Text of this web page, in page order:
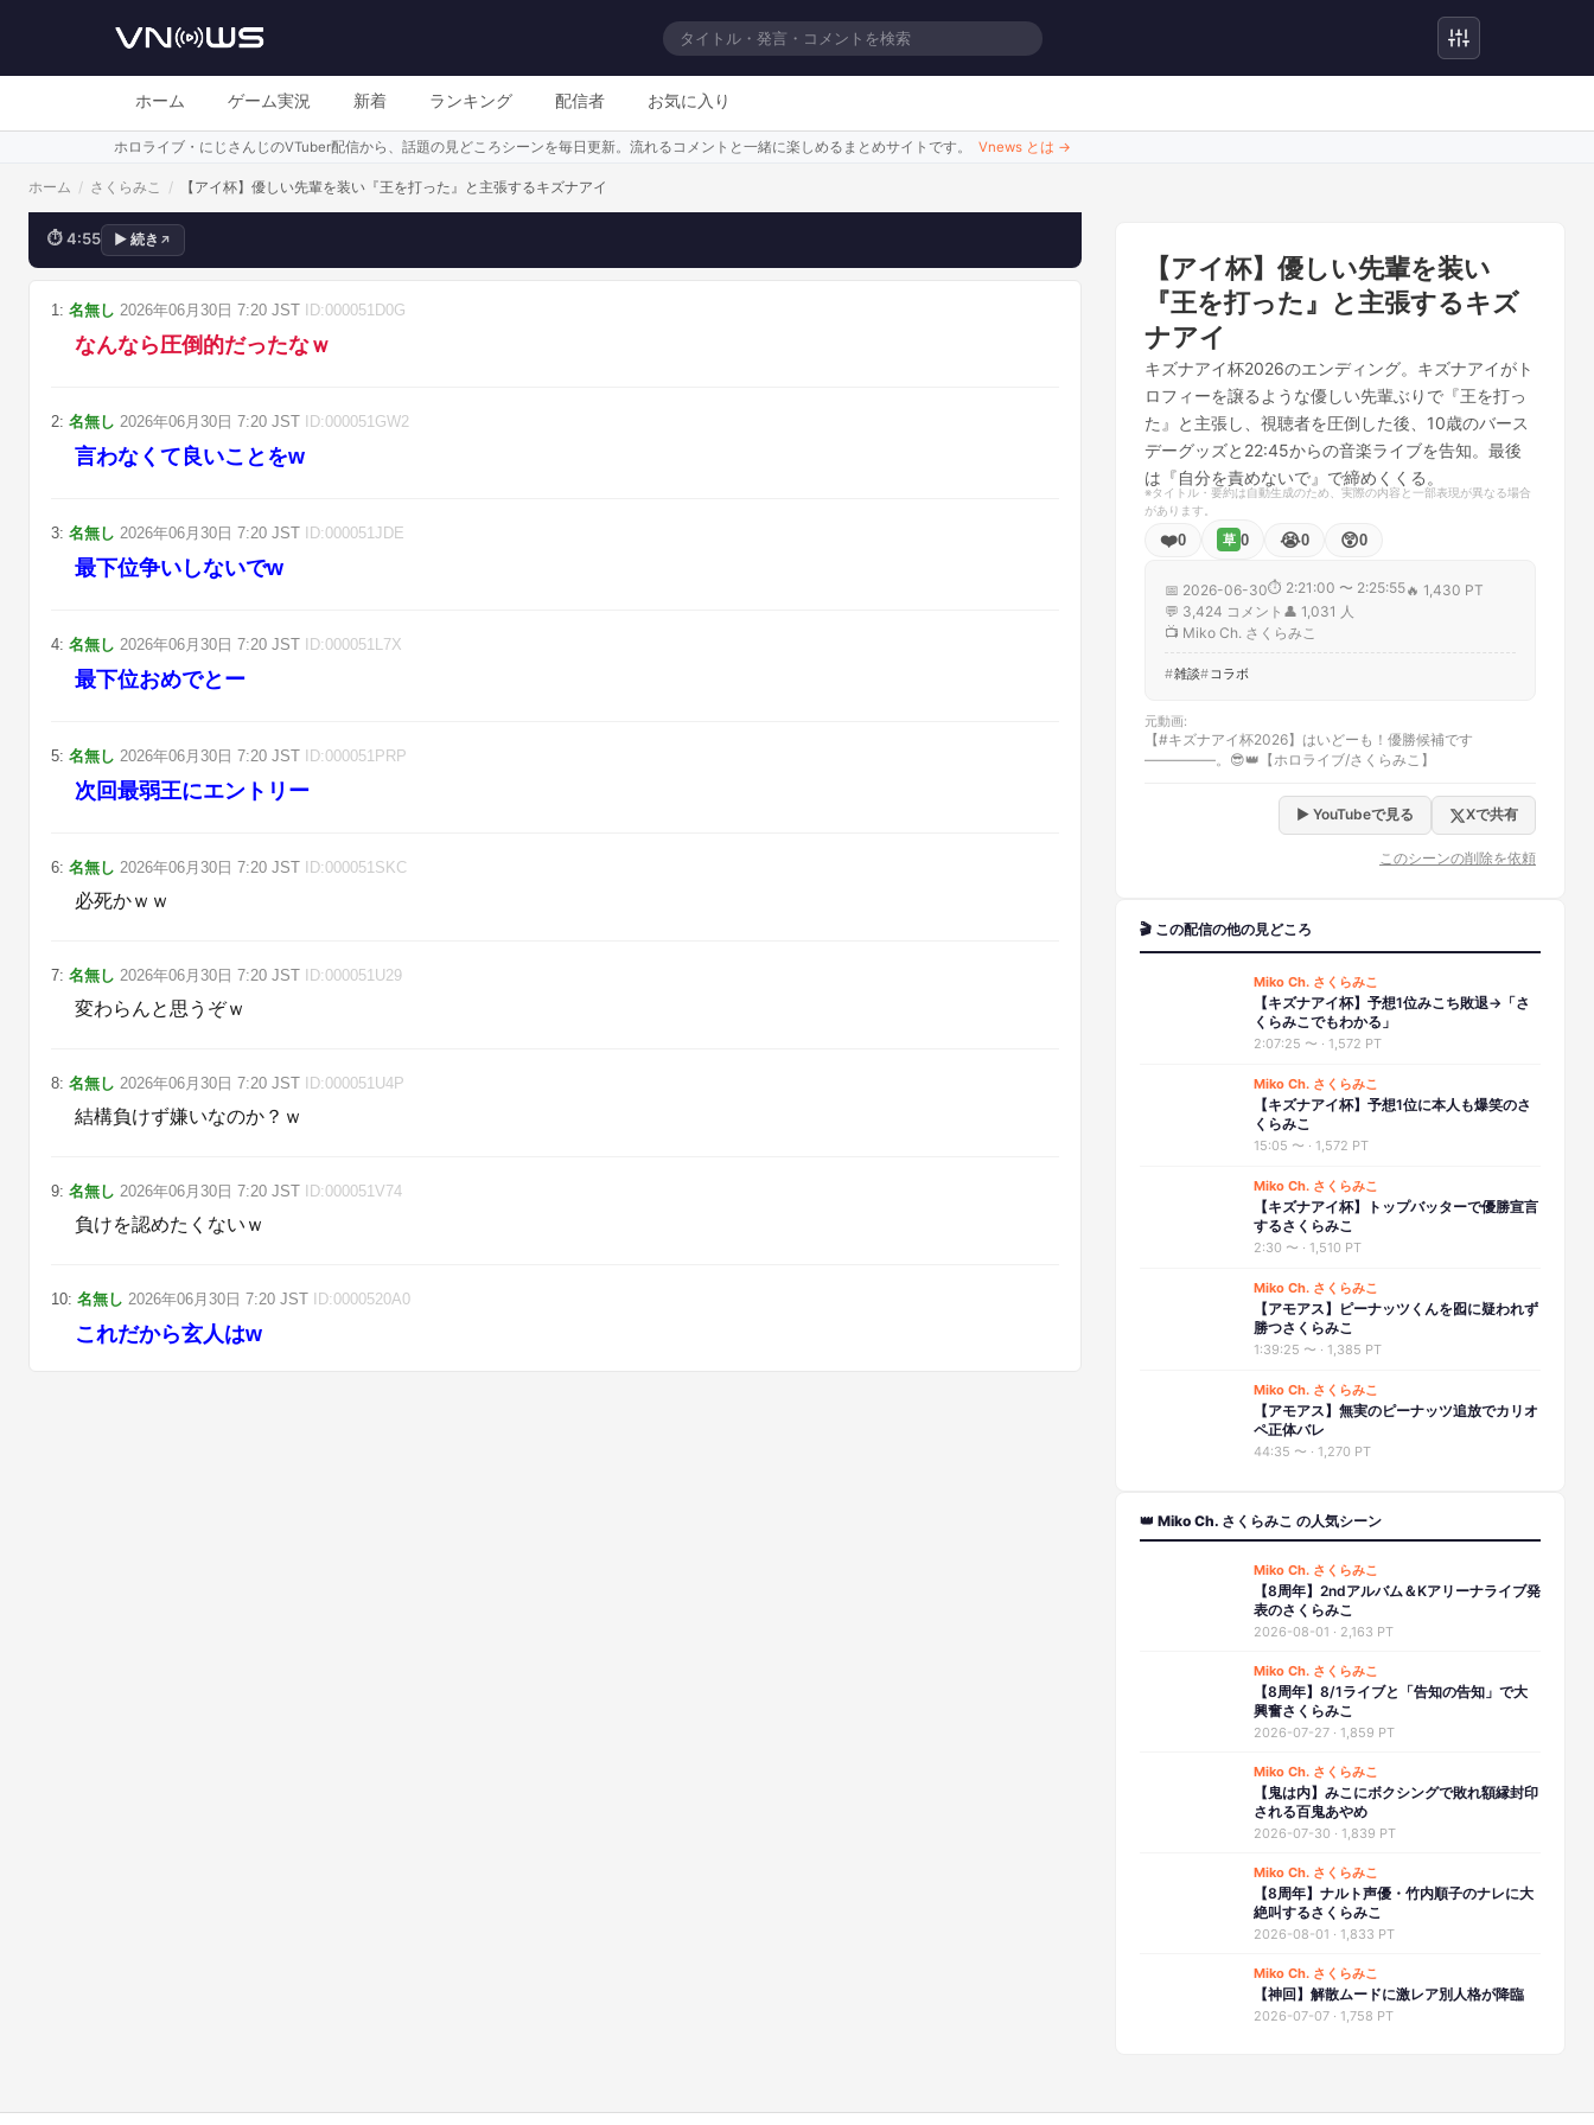
ホーム ゲーム実況 新着 ランキング 配信者 お気に入り
ホロライブ・にじさんじのVTuber配信から、話題の見どころシーンを毎日更新。流れるコメントと一緒に楽しめるまとめサイトです。 Vnews とは →
ホーム / さくらみこ / 【アイ杯】優しい先輩を装い『王を打った』と主張するキズナアイ
💬恩の押し売りｗ
自分を責めないで
⏱4:55 ▶ 続き ↗
【アイ杯】優しい先輩を装い
『王を打った』と主張するキズ
ナアイ
キズナアイ杯2026のエンディング。キズナアイがト
ロフィーを譲るような優しい先輩ぶりで『王を打っ
た』と主張し、視聴者を圧倒した後、10歳のバース
デーグッズと22:45からの音楽ライブを告知。最後
は『自分を責めないで』で締めくくる。
※タイトル・要約は自動生成のため、実際の内容と一部表現が異なる場合
があります。
❤️0 草 0 😭0 😲0
📅 2026-06-30⏱ 2:21:00 〜 2:25:55🔥 1,430 PT
💬 3,424 コメント 👤 1,031 人
📺 Miko Ch. さくらみこ
雑談 コラボ
元動画:
【#キズナアイ杯2026】はいどーも！優勝候補です
―――――。😎👑【ホロライブ/さくらみこ】
▶ YouTubeで見る Xで共有
このシーンの削除を依頼
🎬 この配信の他の見どころ
Miko Ch. さくらみこ
【キズナアイ杯】予想1位みこち敗退→「さ
くらみこでもわかる」
2:07:25 〜 · 1,572 PT
Miko Ch. さくらみこ
【キズナアイ杯】予想1位に本人も爆笑のさ
くらみこ
15:05 〜 · 1,572 PT
Miko Ch. さくらみこ
【キズナアイ杯】トップバッターで優勝宣言
するさくらみこ
2:30 〜 · 1,510 PT
Miko Ch. さくらみこ
【アモアス】ピーナッツくんを囮に疑われず
勝つさくらみこ
1:39:25 〜 · 1,385 PT
Miko Ch. さくらみこ
【アモアス】無実のピーナッツ追放でカリオ
ペ正体バレ
44:35 〜 · 1,270 PT
👑 Miko Ch. さくらみこ の人気シーン
Miko Ch. さくらみこ
【8周年】2ndアルバム＆Kアリーナライブ発
表のさくらみこ
2026-08-01 · 2,163 PT
Miko Ch. さくらみこ
【8周年】8/1ライブと「告知の告知」で大
興奮さくらみこ
2026-07-27 · 1,859 PT
Miko Ch. さくらみこ
【鬼は内】みこにボクシングで敗れ額縁封印
される百鬼あやめ
2026-07-30 · 1,839 PT
Miko Ch. さくらみこ
【8周年】ナルト声優・竹内順子のナレに大
絶叫するさくらみこ
2026-08-01 · 1,833 PT
Miko Ch. さくらみこ
【神回】解散ムードに激レア別人格が降臨
2026-07-07 · 1,758 PT
1: 名無し 2026年06月30日 7:20 JST ID:000051D0G
なんなら圧倒的だったなｗ
2: 名無し 2026年06月30日 7:20 JST ID:000051GW2
言わなくて良いことをw
3: 名無し 2026年06月30日 7:20 JST ID:000051JDE
最下位争いしないでw
4: 名無し 2026年06月30日 7:20 JST ID:000051L7X
最下位おめでとー
5: 名無し 2026年06月30日 7:20 JST ID:000051PRP
次回最弱王にエントリー
6: 名無し 2026年06月30日 7:20 JST ID:000051SKC
必死かｗｗ
7: 名無し 2026年06月30日 7:20 JST ID:000051U29
変わらんと思うぞｗ
8: 名無し 2026年06月30日 7:20 JST ID:000051U4P
結構負けず嫌いなのか？ｗ
9: 名無し 2026年06月30日 7:20 JST ID:000051V74
負けを認めたくないｗ
10: 名無し 2026年06月30日 7:20 JST ID:0000520A0
これだから玄人はw